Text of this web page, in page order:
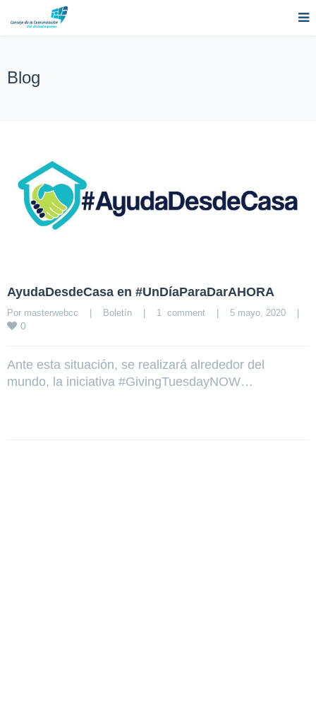
Blog
AyudaDesdeCasa en #UnDíaParaDarAHORA
Por masterwebcc | Boletín | 1  comment | 5 mayo, 2020 |
0
Ante esta situación, se realizará alrededor del
mundo, la iniciativa #GivingTuesdayNOW…